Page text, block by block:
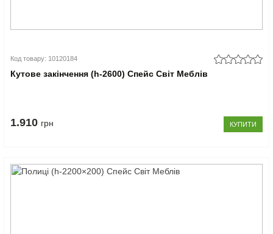
Код товару: 10120184
Кутове закінчення (h-2600) Спейс Світ Меблів
1.910 грн КУПИТИ